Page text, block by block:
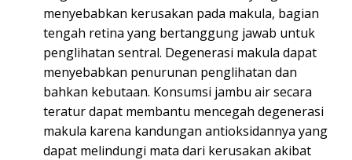
menyebabkan kerusakan pada makula, bagian
tengah retina yang bertanggung jawab untuk
penglihatan sentral. Degenerasi makula dapat
menyebabkan penurunan penglihatan dan
bahkan kebutaan. Konsumsi jambu air secara
teratur dapat membantu mencegah degenerasi
makula karena kandungan antioksidannya yang
dapat melindungi mata dari kerusakan akibat